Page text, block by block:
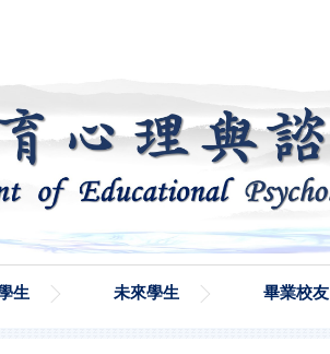
生 未來學生 畢業校友